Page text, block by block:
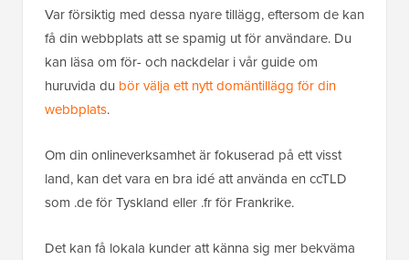
Var försiktig med dessa nyare tillägg, eftersom de kan
få din webbplats att se spamig ut för användare. Du
kan läsa om för- och nackdelar i vår guide om
huruvida du bör välja ett nytt domäntillägg för din
webbplats.
Om din onlineverksamhet är fokuserad på ett visst
land, kan det vara en bra idé att använda en ccTLD
som .de för Tyskland eller .fr för Frankrike.
Det kan få lokala kunder att känna sig mer bekväma